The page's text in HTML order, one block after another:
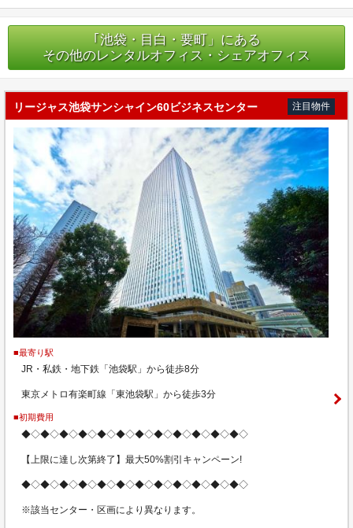
｢池袋・目白・要町」にある
その他のレンタルオフィス・シェアオフィス
リージャス池袋サンシャイン60ビジネスセンター 注目物件
■最寄り駅
JR・私鉄・地下鉄「池袋駅」から徒歩8分
東京メトロ有楽町線「東池袋駅」から徒歩3分
■初期費用
◆◇◆◇◆◇◆◇◆◇◆◇◆◇◆◇◆◇◆◇◆◇◆◇
【上限に達し次第終了】最大50%割引キャンペーン!
◆◇◆◇◆◇◆◇◆◇◆◇◆◇◆◇◆◇◆◇◆◇◆◇
※該当センター・区画により異なります。